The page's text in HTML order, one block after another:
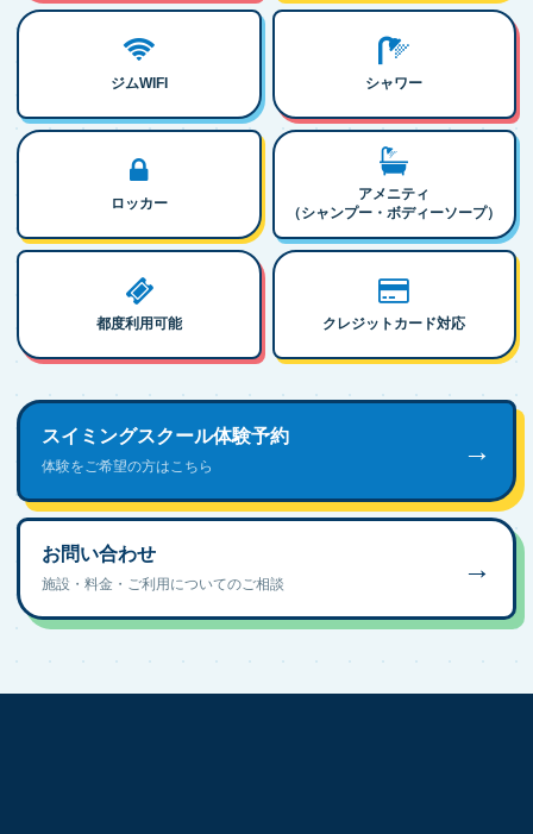
ジムWIFI シャワー
ロッカー
アメニティ
（シャンプー・ボディーソープ）
都度利用可能 クレジットカード対応
スイミングスクール体験予約
体験をご希望の方はこちら →
お問い合わせ
施設・料金・ご利用についてのご相談 →